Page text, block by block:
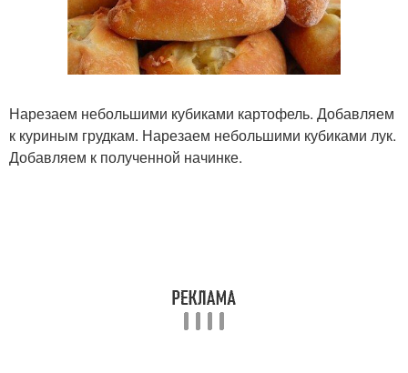
Нарезаем небольшими кубиками картофель. Добавляем
к куриным грудкам. Нарезаем небольшими кубиками лук.
Добавляем к полученной начинке.